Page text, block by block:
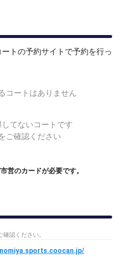
トの予約サイトで予約を行っ
コートはありません
てないコートです
ご確認ください
営のカードが必要です。
認ください。